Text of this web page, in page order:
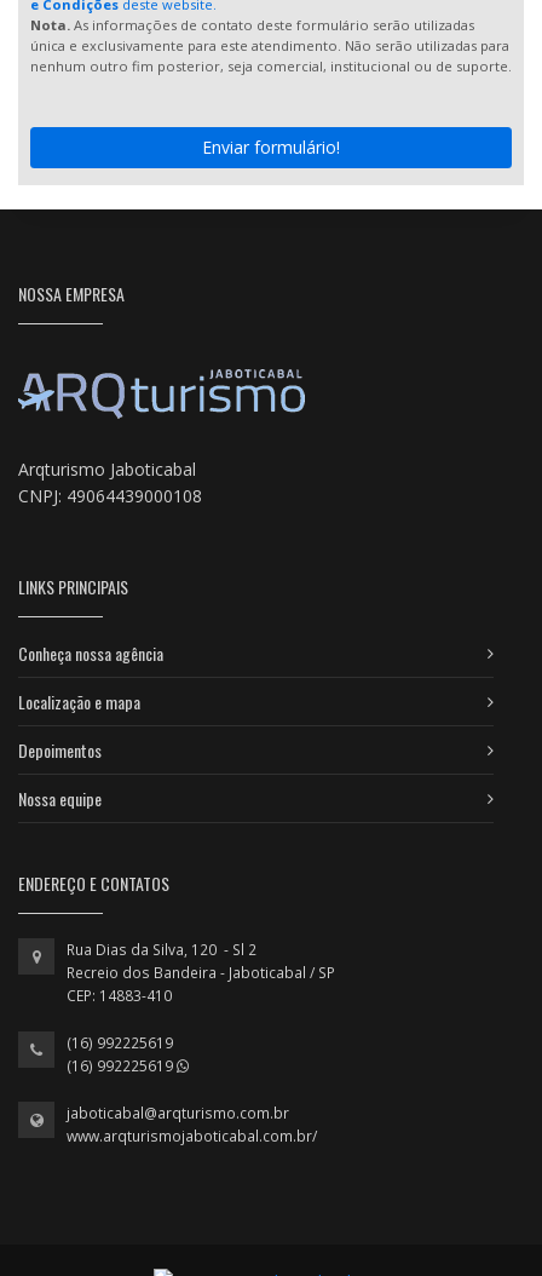
e Condições deste website.
Nota. As informações de contato deste formulário serão utilizadas
única e exclusivamente para este atendimento. Não serão utilizadas para
nenhum outro fim posterior, seja comercial, institucional ou de suporte.
Enviar formulário!
NOSSA EMPRESA
Arqturismo Jaboticabal
CNPJ: 49064439000108
LINKS PRINCIPAIS
Conheça nossa agência
Localização e mapa
Depoimentos
Nossa equipe
ENDEREÇO E CONTATOS
Rua Dias da Silva, 120 - Sl 2
Recreio dos Bandeira - Jaboticabal / SP
CEP: 14883-410
(16) 992225619
(16) 992225619
jaboticabal@arqturismo.com.br
www.arqturismojaboticabal.com.br/